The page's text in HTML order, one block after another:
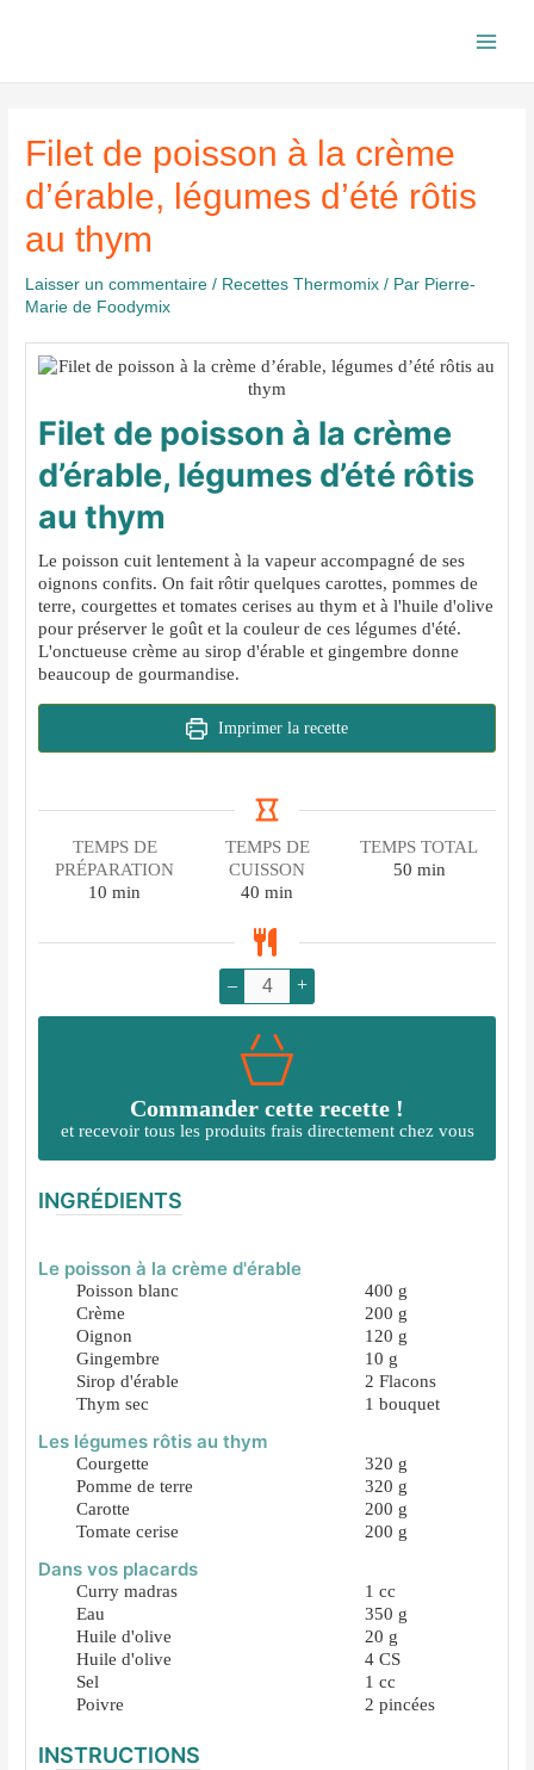
Filet de poisson à la crème
d’érable, légumes d’été rôtis
au thym
Laisser un commentaire / Recettes Thermomix / Par Pierre-
Marie de Foodymix
Filet de poisson à la crème
d’érable, légumes d’été rôtis
au thym
Le poisson cuit lentement à la vapeur accompagné de ses
oignons confits. On fait rôtir quelques carottes, pommes de
terre, courgettes et tomates cerises au thym et à l'huile d'olive
pour préserver le goût et la couleur de ces légumes d'été.
L'onctueuse crème au sirop d'érable et gingembre donne
beaucoup de gourmandise.
Imprimer la recette
TEMPS DE
PRÉPARATION
10 minutes
min
TEMPS DE
CUISSON
40 minutes
min
TEMPS TOTAL
50minutes
min
– +
Commander cette recette !
et recevoir tous les produits frais directement chez vous
INGRÉDIENTS
Le poisson à la crème d'érable
Poisson blanc 400 g
Crème
200 g
Oignon
120 g
Gingembre
10 g
Sirop d'érable
2 Flacons
Thym sec
1 bouquet
Les légumes rôtis au thym
Courgette 320 g
Pomme de terre
320 g
Carotte
200 g
Tomate cerise
200 g
Dans vos placards
Curry madras 1 cc
Eau
350 g
Huile d'olive
20 g
Huile d'olive
4 CS
Sel
1 cc
Poivre
2 pincées
INSTRUCTIONS